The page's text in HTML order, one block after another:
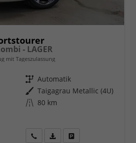
- LAGER
mit Tageszulassung
Getriebe Automatik
Außenfarbe Taigagrau Metallic (4U)
Kilometerstand 80 km